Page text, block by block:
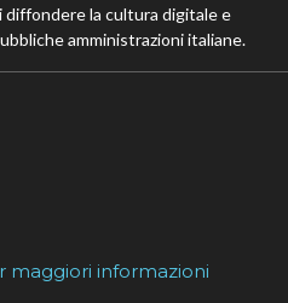
diffondere la cultura digitale e
amministrazioni italiane.
maggiori informazioni